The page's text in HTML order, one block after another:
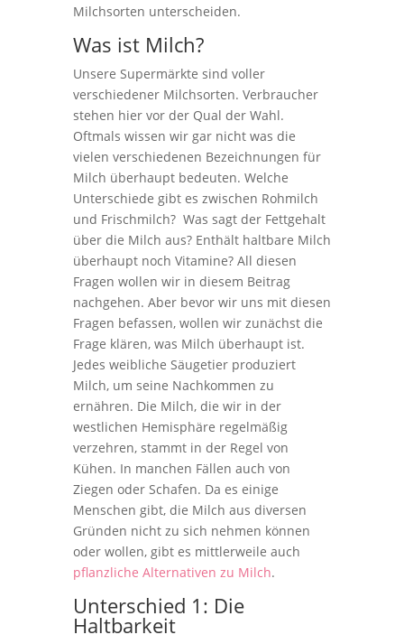
Milchsorten unterscheiden.
Was ist Milch?
Unsere Supermärkte sind voller
verschiedener Milchsorten. Verbraucher
stehen hier vor der Qual der Wahl.
Oftmals wissen wir gar nicht was die
vielen verschiedenen Bezeichnungen für
Milch überhaupt bedeuten. Welche
Unterschiede gibt es zwischen Rohmilch
und Frischmilch? Was sagt der Fettgehalt
über die Milch aus? Enthält haltbare Milch
überhaupt noch Vitamine? All diesen
Fragen wollen wir in diesem Beitrag
nachgehen. Aber bevor wir uns mit diesen
Fragen befassen, wollen wir zunächst die
Frage klären, was Milch überhaupt ist.
Jedes weibliche Säugetier produziert
Milch, um seine Nachkommen zu
ernähren. Die Milch, die wir in der
westlichen Hemisphäre regelmäßig
verzehren, stammt in der Regel von
Kühen. In manchen Fällen auch von
Ziegen oder Schafen. Da es einige
Menschen gibt, die Milch aus diversen
Gründen nicht zu sich nehmen können
oder wollen, gibt es mittlerweile auch
pflanzliche Alternativen zu Milch.
Unterschied 1: Die
Haltbarkeit